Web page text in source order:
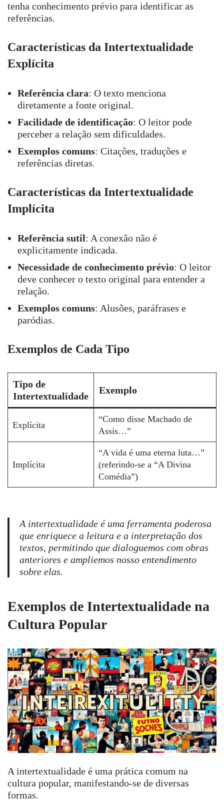
tenha conhecimento prévio para identificar as
referências.
Características da Intertextualidade
Explícita
Referência clara: O texto menciona
diretamente a fonte original.
Facilidade de identificação: O leitor pode
perceber a relação sem dificuldades.
Exemplos comuns: Citações, traduções e
referências diretas.
Características da Intertextualidade
Implícita
Referência sutil: A conexão não é
explicitamente indicada.
Necessidade de conhecimento prévio: O leitor
deve conhecer o texto original para entender a
relação.
Exemplos comuns: Alusões, paráfrases e
paródias.
Exemplos de Cada Tipo
Tipo de
Intertextualidade
Exemplo
Explícita
“Como disse Machado de
Assis…”
Implícita
“A vida é uma eterna luta…”
(referindo-se a “A Divina
Comédia”)
A intertextualidade é uma ferramenta poderosa
que enriquece a leitura e a interpretação dos
textos, permitindo que dialoguemos com obras
anteriores e ampliemos nosso entendimento
sobre elas.
Exemplos de Intertextualidade na
Cultura Popular
A intertextualidade é uma prática comum na
cultura popular, manifestando-se de diversas
formas.